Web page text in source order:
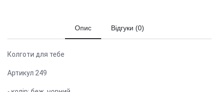
Опис Відгуки (0)
Колготи для тебе
Артикул 249